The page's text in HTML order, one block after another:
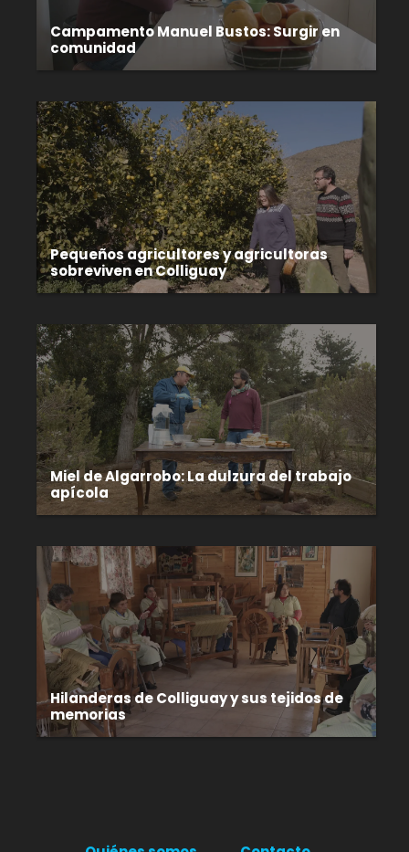
Campamento Manuel Bustos: Surgir en
comunidad
Pequeños agricultores y agricultoras
sobreviven en Colliguay
Miel de Algarrobo: La dulzura del trabajo
apícola
Hilanderas de Colliguay y sus tejidos de
memorias